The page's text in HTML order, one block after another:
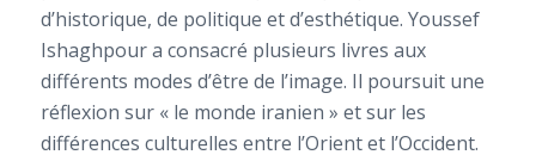
d’historique, de politique et d’esthétique. Youssef
Ishaghpour a consacré plusieurs livres aux
différents modes d’être de l’image. Il poursuit une
réflexion sur « le monde iranien » et sur les
différences culturelles entre l’Orient et l’Occident.